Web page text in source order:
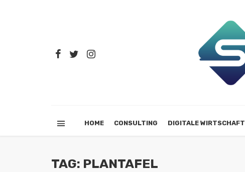
HOME CONSULTING DIGITALE WIRTSCHAFT
TAG: PLANTAFEL